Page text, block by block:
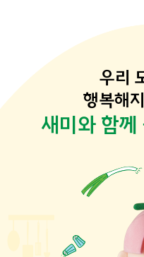
우리
행복해
새미와 함